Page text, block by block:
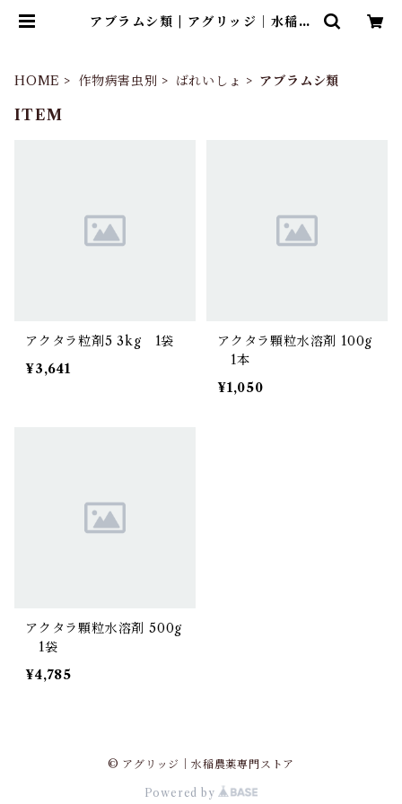
アブラムシ類 | アグリッジ｜水稲農
HOME 作物病害虫別 ばれいしょ アブラムシ類
ITEM
アクタラ粒剤5 3kg 1袋
¥3,641
アクタラ顆粒水溶剤 100g
1本
¥1,050
アクタラ顆粒水溶剤 500g
1袋
¥4,785
© アグリッジ｜水稲農薬専門ストア
Powered by